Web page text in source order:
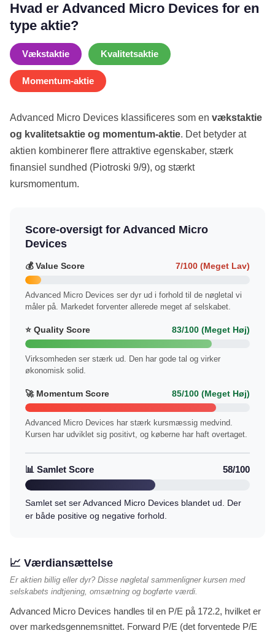
Hvad er Advanced Micro Devices for en
type aktie?
Vækstaktie Kvalitetsaktie
Momentum-aktie
Advanced Micro Devices klassificeres som en vækstaktie
og kvalitetsaktie og momentum-aktie. Det betyder at
aktien kombinerer flere attraktive egenskaber, stærk
finansiel sundhed (Piotroski 9/9), og stærkt
kursmomentum.
Score-oversigt for Advanced Micro
Devices
💰 Value Score 7/100 (Meget Lav)
Advanced Micro Devices ser dyr ud i forhold til de nøgletal vi
måler på. Markedet forventer allerede meget af selskabet.
⭐ Quality Score 83/100 (Meget Høj)
Virksomheden ser stærk ud. Den har gode tal og virker
økonomisk solid.
🚀 Momentum Score 85/100 (Meget Høj)
Advanced Micro Devices har stærk kursmæssig medvind.
Kursen har udviklet sig positivt, og køberne har haft overtaget.
📊 Samlet Score 58/100
Samlet set ser Advanced Micro Devices blandet ud. Der
er både positive og negative forhold.
📈 Værdiansættelse
Er aktien billig eller dyr? Disse nøgletal sammenligner kursen med
selskabets indtjening, omsætning og bogførte værdi.
Advanced Micro Devices handles til en P/E på 172.2, hvilket er
over markedsgennemsnittet. Forward P/E (det forventede P/E